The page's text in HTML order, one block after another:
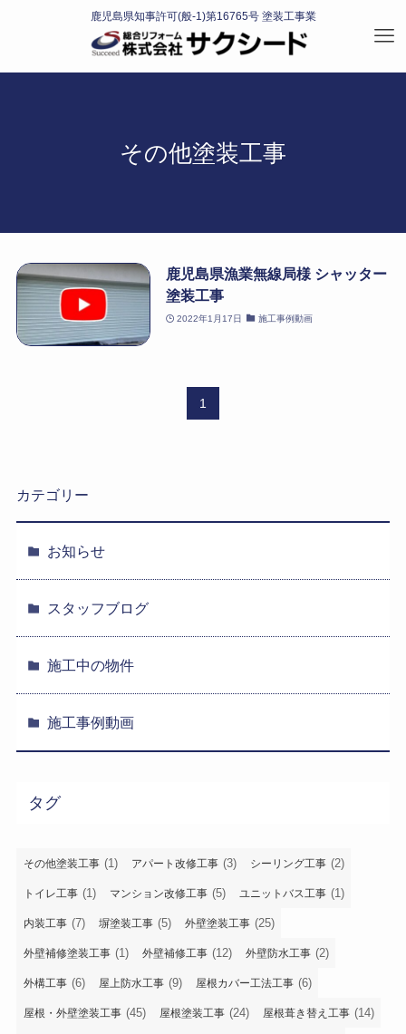
その他塗装工事
鹿児島県漁業無線局様 シャッター
塗装工事
2022年1月17日 施工事例動画
1
カテゴリー
お知らせ
スタッフブログ
施工中の物件
施工事例動画
タグ
その他塗装工事 (1) アパート改修工事 (3) シーリング工事 (2)
トイレ工事 (1) マンション改修工事 (5) ユニットバス工事 (1)
内装工事 (7) 塀塗装工事 (5) 外壁塗装工事 (25)
外壁補修塗装工事 (1) 外壁補修工事 (12) 外壁防水工事 (2)
外構工事 (6) 屋上防水工事 (9) 屋根カバー工法工事 (6)
屋根・外壁塗装工事 (45) 屋根塗装工事 (24) 屋根葺き替え工事 (14)